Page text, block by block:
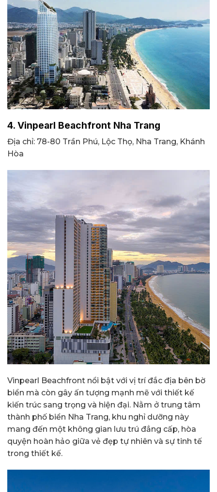
4. Vinpearl Beachfront Nha Trang
Địa chỉ: 78-80 Trần Phú, Lộc Thọ, Nha Trang, Khánh
Hòa
Vinpearl Beachfront nổi bật với vị trí đắc địa bên bờ
biển mà còn gây ấn tượng mạnh mẽ với thiết kế
kiến trúc sang trọng và hiện đại. Nằm ở trung tâm
thành phố biển Nha Trang, khu nghỉ dưỡng này
mang đến một không gian lưu trú đẳng cấp, hòa
quyện hoàn hảo giữa vẻ đẹp tự nhiên và sự tinh tế
trong thiết kế.